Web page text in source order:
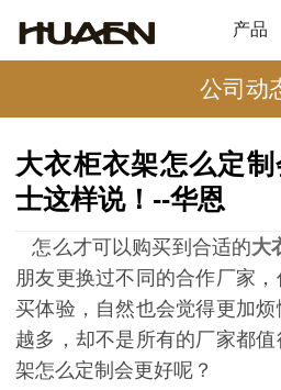
产品
公司动
大衣柜衣架怎么定
士这样说！--华恩
怎么才可以购买到合适的大
朋友更换过不同的合作厂家
买体验，自然也会觉得更加
越多，却不是所有的厂家都
架怎么定制会更好呢？